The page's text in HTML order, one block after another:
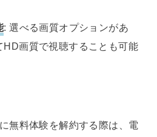
: 選べる画質オプションがあ
HD画質で視聴することも可能
無料体験を解約する際は、電